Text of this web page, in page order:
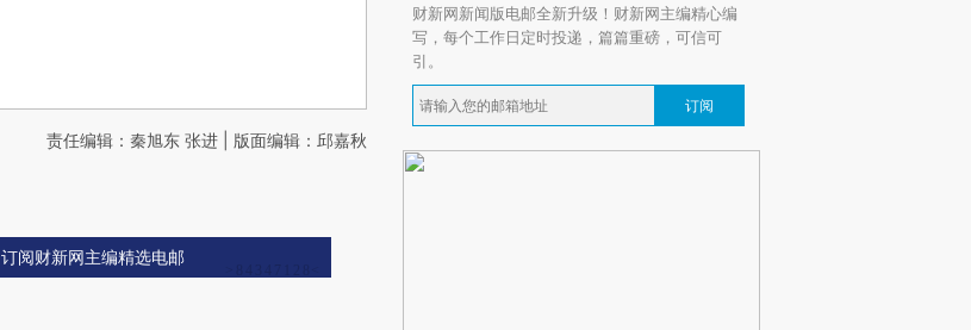
责任编辑：秦旭东 张进 | 版面编辑：邱嘉秋
订阅财新网主编精选电邮
财新网新闻版电邮全新升级！财新网主编精心编
写，每个工作日定时投递，篇篇重磅，可信可
引。
订阅